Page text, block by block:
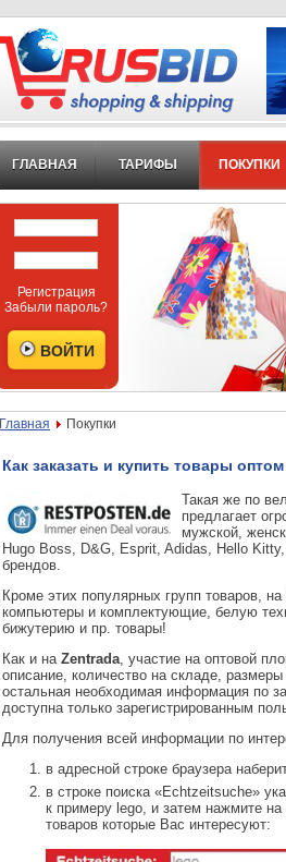
ГЛАВНАЯ ТАРИФЫ ПОКУПКИ
Регистрация
Забыли пароль?
Главная Покупки
Как заказать и купить товары
Такая же по
предлагает
мужской,
Hugo Boss, D&G, Esprit, Adidas, Hello
брендов.
Кроме этих популярных групп товаров, на
компьютеры и комплектующие, белую
бижутерию и пр. товары!
Как и на Zentrada, участие на оптовой
описание, количество на складе,
остальная необходимая информация по
доступна только зарегистрированным
Для получения всей информации по
в адресной строке браузера
в строке поиска «Echtzeitsuche»
к примеру lego, и затем нажмите на
товаров которые Вас интересуют: